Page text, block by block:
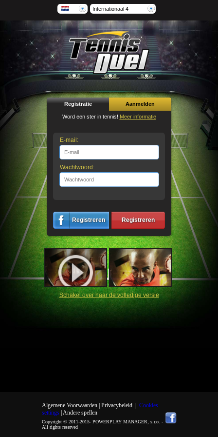
Internationaal 4
Registratie Aanmelden
Word een ster in tennis! Meer informatie
E-mail:
Wachtwoord:
Registreren Registreren
Schakel over naar de volledige versie
Algemene Voorwaarden | Privacybeleid| Cookies
settings | Andere spellen
Copyright © 2011-2015- POWERPLAY MANAGER, s.r.o. -
All rights reserved